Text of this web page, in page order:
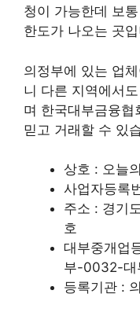
청이 가능한데 보
한도가 나오는 곳
의정부에 있는 업
니 다른 지역에서
며 한국대부금융협
믿고 거래할 수 있
상호 : 오늘
사업자등록
주소 : 경기
호
대부중개업
부-0032-대
등록기관 :